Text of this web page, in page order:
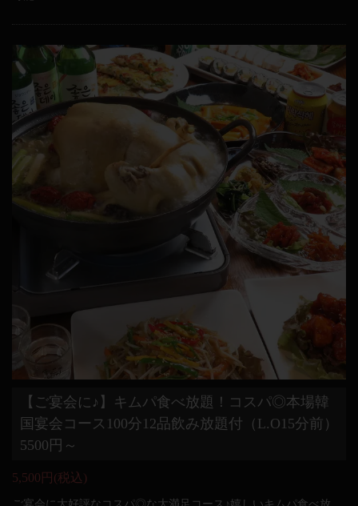
【ご宴会に♪】キムパ食べ放題！コスパ◎本場韓
国宴会コース100分12品飲み放題付（L.O15分前）
5500円～
5,500円 (税込)